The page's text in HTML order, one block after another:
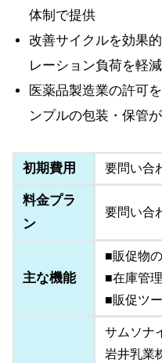
体制で提供
改善サイクルを効果
レーション負荷を軽減
医薬品製造業の許可
ンプルの包装・保管
初期費用 要問い合
料金プラ
ン
要問い合
主な機能
■販促物
■在庫管理
■販促ツ
サムソナ
岩井乳業